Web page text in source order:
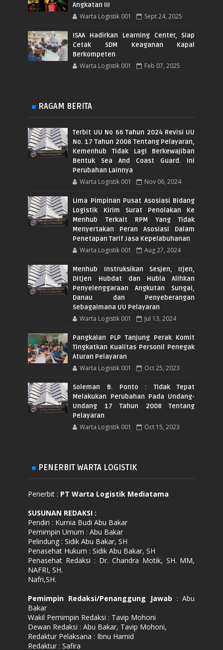
Angkatan III
Warta Logistik 001 Sept 24, 2025
ISAA Hadirkan Learning Center, Siap
Cetak SDM Keaganan Kapal
Berkompeten
Warta Logistik 001 Feb 07, 2025
RAGAM BERITA
Terbit UU No 66 Tahun 2024 Revisi UU
No. 17 Tahun 2008 Tentang Pelayaran,
Kemenhub Tidak Lagi Berkewajiban
Bentuk Sea And Coast Guard. Ini
Perubahan Lainnya
Warta Logistik 001 Nov 06, 2024
Lima Pimpinan Pusat Asosiasi Bidang
Logistik Kirim Surat Penolakan Ke
Menhub Terkait RPM Yang Tidak
Menyertakan Peran Asosiasi Dalam
Penetapan Tarif Jasa Kepelabuhanan
Warta Logistik 001 Aug 27, 2024
Menhub Instruksikan Sesjen, Irjen,
Ditjen Hubdat dan Hubla Alihkan
Penyelenggaraan Angkutan Sungai,
Danau dan Penyeberangan
Sebagaimana UU Pelayaran
Warta Logistik 001 Jul 13, 2024
Pangkalan PLP Tanjung Perak Komit
Tingkatkan Kualitas Personil Penegak
Aturan Pelayaran
Warta Logistik 001 Oct 25, 2023
Soleman B. Ponto : Tidak Tepat
Melakukan Perubahan Pada Undang-
Undang 17 Tahun 2008 Tentang
Pelayaran
Warta Logistik 001 Oct 15, 2023
PENERBIT WARTA LOGISTIK
Penerbit : PT Warta Logistik Mediatama
SUSUNAN REDAKSI :
Pendiri : Kurnia Budi Abu Bakar
Pemimpin Umum : Abu Bakar
Pelindung : Sidik Abu Bakar, SH
Penasehat Hukum : Sidik Abu Bakar, SH
Penasehat Redaksi : Dr. Chandra Motik, SH. MM,
NAFRI, SH.
Nafri,SH.
Pemimpin Redaksi/Penanggung Jawab : Abu
Bakar
Wakil Pemimpin Redaksi : Tavip Mohoni
Dewan Redaksi : Abu Bakar, Tavip Mohoni,
Redaktur Pelaksana : Ibnu Hamid
Redaktur : Safira